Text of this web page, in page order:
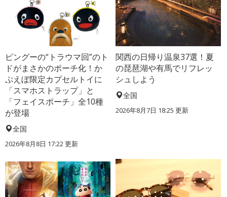
ピングーの“トラウマ回”のト
ドがまさかのポーチ化！か
ぷえぼ限定カプセルトイに
「スマホストラップ」と
「フェイスポーチ」全10種
が登場
全国
2026年8月8日 17:22更新
関西の日帰り温泉37選！夏
の琵琶湖や有馬でリフレッ
シュしよう
全国
2026年8月7日 18:25 更新